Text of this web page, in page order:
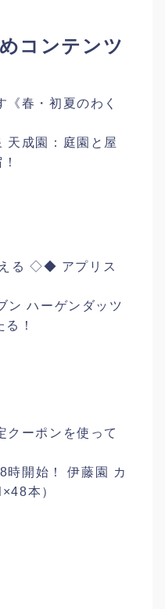
コンテンツ
春・初夏のわく
成園：庭園と屋
る ◇◆ アプリス
ハーゲンダッツ
！
ーポンを使って
開始！ 伊藤園 カ
本）